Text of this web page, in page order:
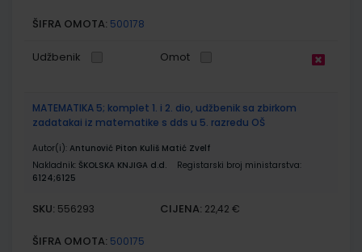
ŠIFRA OMOTA: 500178
Udžbenik Omot
MATEMATIKA 5; komplet 1. i 2. dio, udžbenik sa zbirkom
zadatakai iz matematike s dds u 5. razredu OŠ
Autor(i): Antunović Piton Kuliš Matić Zvelf
Nakladnik: ŠKOLSKA KNJIGA d.d.
Registarski broj ministarstva:
6124;6125
SKU: 556293 CIJENA: 22,42 €
ŠIFRA OMOTA: 500175